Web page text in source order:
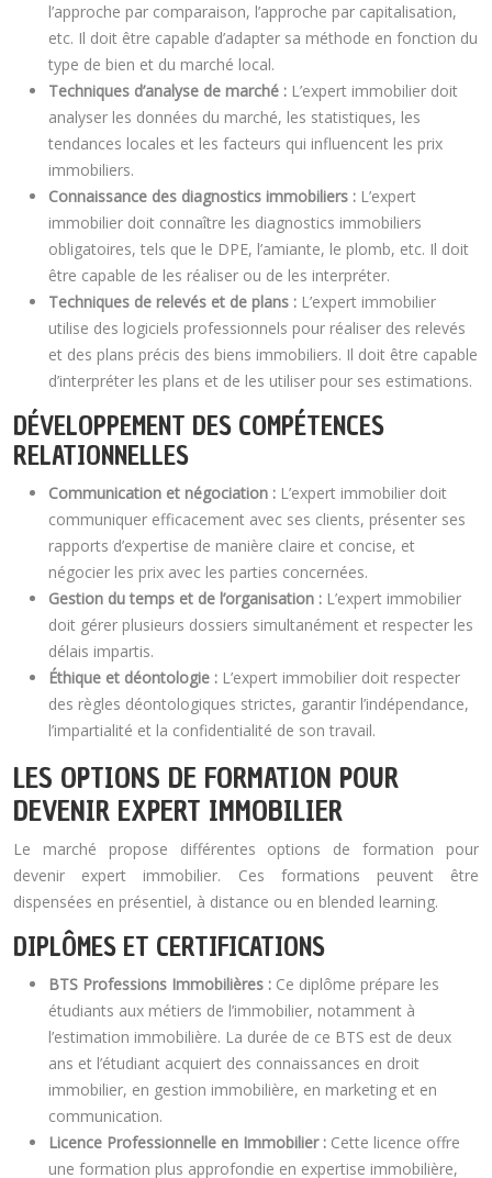
l’approche par comparaison, l’approche par capitalisation,
etc. Il doit être capable d’adapter sa méthode en fonction du
type de bien et du marché local.
Techniques d’analyse de marché : L’expert immobilier doit
analyser les données du marché, les statistiques, les
tendances locales et les facteurs qui influencent les prix
immobiliers.
Connaissance des diagnostics immobiliers : L’expert
immobilier doit connaître les diagnostics immobiliers
obligatoires, tels que le DPE, l’amiante, le plomb, etc. Il doit
être capable de les réaliser ou de les interpréter.
Techniques de relevés et de plans : L’expert immobilier
utilise des logiciels professionnels pour réaliser des relevés
et des plans précis des biens immobiliers. Il doit être capable
d’interpréter les plans et de les utiliser pour ses estimations.
DÉVELOPPEMENT DES COMPÉTENCES
RELATIONNELLES
Communication et négociation : L’expert immobilier doit
communiquer efficacement avec ses clients, présenter ses
rapports d’expertise de manière claire et concise, et
négocier les prix avec les parties concernées.
Gestion du temps et de l’organisation : L’expert immobilier
doit gérer plusieurs dossiers simultanément et respecter les
délais impartis.
Éthique et déontologie : L’expert immobilier doit respecter
des règles déontologiques strictes, garantir l’indépendance,
l’impartialité et la confidentialité de son travail.
LES OPTIONS DE FORMATION POUR
DEVENIR EXPERT IMMOBILIER
Le marché propose différentes options de formation pour
devenir expert immobilier. Ces formations peuvent être
dispensées en présentiel, à distance ou en blended learning.
DIPLÔMES ET CERTIFICATIONS
BTS Professions Immobilières : Ce diplôme prépare les
étudiants aux métiers de l’immobilier, notamment à
l’estimation immobilière. La durée de ce BTS est de deux
ans et l’étudiant acquiert des connaissances en droit
immobilier, en gestion immobilière, en marketing et en
communication.
Licence Professionnelle en Immobilier : Cette licence offre
une formation plus approfondie en expertise immobilière,